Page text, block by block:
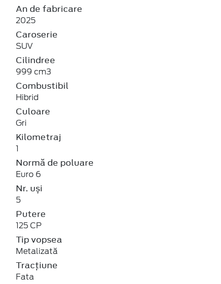
An de fabricare
2025
Caroserie
SUV
Cilindree
999 cm3
Combustibil
Hibrid
Culoare
Gri
Kilometraj
1
Normă de poluare
Euro 6
Nr. uși
5
Putere
125 CP
Tip vopsea
Metalizată
Tracțiune
Fata